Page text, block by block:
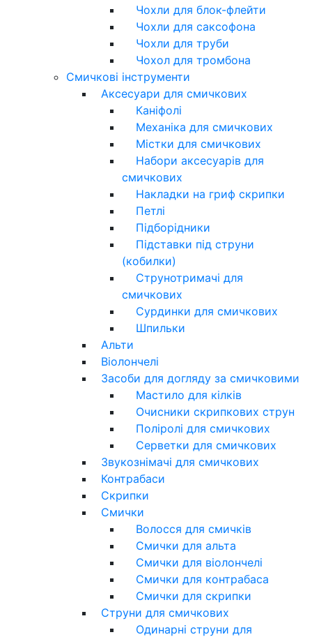
Чохли для блок-флейти
Чохли для саксофона
Чохли для труби
Чохол для тромбона
Смичкові інструменти
Аксесуари для смичкових
Каніфолі
Механіка для смичкових
Містки для смичкових
Набори аксесуарів для
смичкових
Накладки на гриф скрипки
Петлі
Підборідники
Підставки під струни
(кобилки)
Струнотримачі для
смичкових
Сурдинки для смичкових
Шпильки
Альти
Віолончелі
Засоби для догляду за смичковими
Мастило для кілків
Очисники скрипкових струн
Поліролі для смичкових
Серветки для смичкових
Звукознімачі для смичкових
Контрабаси
Скрипки
Смички
Волосся для смичків
Смички для альта
Смички для віолончелі
Смички для контрабаса
Смички для скрипки
Струни для смичкових
Одинарні струни для